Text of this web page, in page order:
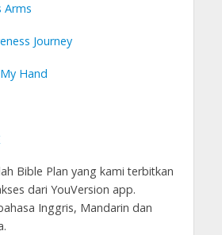
Arms
Journey
Hand
Bible Plan yang kami terbitkan
dari YouVersion app.
Inggris, Mandarin dan